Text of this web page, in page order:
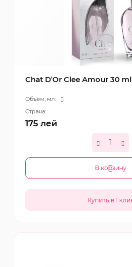
Chat D’Or Clee Amour 30 ml
Объём, мл:
Страна:
175 лей
В корзину